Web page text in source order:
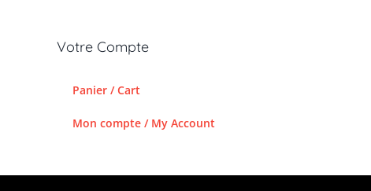
Votre Compte
Panier / Cart
Mon compte / My Account